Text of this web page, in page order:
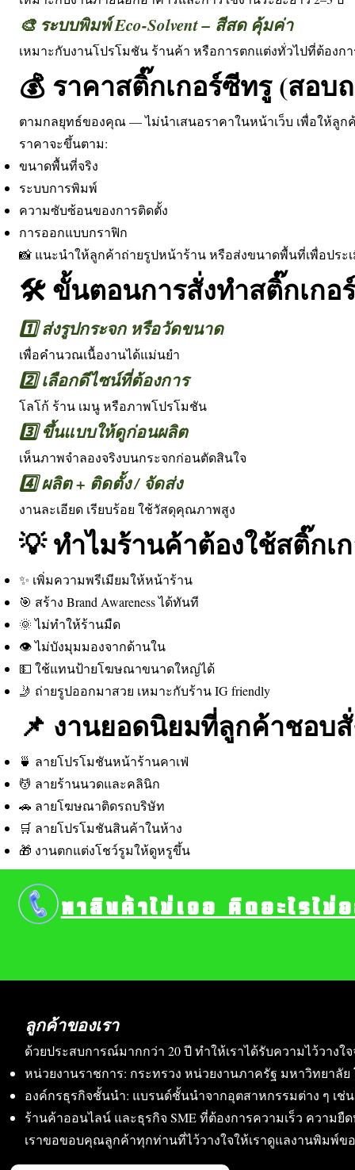
🎨 ระบบพิมพ์ Eco-Solvent – สีสด คุ้มค่า
เหมาะกับงานโปรโมชัน ร้านค้า หรือการตกแต่งทั่วไปที่ต้องก
💰 ราคาสติ๊กเกอร์ซีทรู (สอบ
ตามกลยุทธ์ของคุณ — ไม่นำเสนอราคาในหน้าเว็บ เพื่อให้ลู
ราคาจะขึ้นตาม:
ขนาดพื้นที่จริง
ระบบการพิมพ์
ความซับซ้อนของการติดตั้ง
การออกแบบกราฟิก
📸 แนะนำให้ลูกค้าถ่ายรูปหน้าร้าน หรือส่งขนาดพื้นที่เพื่อประ
🛠️ ขั้นตอนการสั่งทำสติ๊กเกอ
1️⃣ ส่งรูปกระจก หรือวัดขนาด
เพื่อคำนวณเนื้องานได้แม่นยำ
2️⃣ เลือกดีไซน์ที่ต้องการ
โลโก้ ร้าน เมนู หรือภาพโปรโมชัน
3️⃣ ขึ้นแบบให้ดูก่อนผลิต
เห็นภาพจำลองจริงบนกระจกก่อนตัดสินใจ
4️⃣ ผลิต + ติดตั้ง / จัดส่ง
งานละเอียด เรียบร้อย ใช้วัสดุคุณภาพสูง
💡 ทำไมร้านค้าต้องใช้สติ๊กเ
✨ เพิ่มความพรีเมียมให้หน้าร้าน
🎯 สร้าง Brand Awareness ได้ทันที
🌞 ไม่ทำให้ร้านมืด
👁️ ไม่บังมุมมองจากด้านใน
💵 ใช้แทนป้ายโฆษณาขนาดใหญ่ได้
🤳 ถ่ายรูปออกมาสวย เหมาะกับร้าน IG friendly
📌 งานยอดนิยมที่ลูกค้าชอบ
🍵 ลายโปรโมชันหน้าร้านคาเฟ่
💆 ลายร้านนวดและคลินิก
🚗 ลายโฆษณาติดรถบริษัท
🛒 ลายโปรโมชันสินค้าในห้าง
🎁 งานตกแต่งโชว์รูมให้ดูหรูขึ้น
ลูกค้าของเรา
ด้วยประสบการณ์มากกว่า 20 ปี ทำให้เราได้รับความไว้วา
หน่วยงานราชการ: กระทรวง หน่วยงานภาครัฐ มหาวิทยาลัย
องค์กรธุรกิจชั้นนำ: แบรนด์ชั้นนำจากอุตสาหกรรมต่าง ๆ เช่
ร้านค้าออนไลน์ และธุรกิจ SME ที่ต้องการความเร็ว ความยื
เราขอขอบคุณลูกค้าทุกท่านที่ไว้วางใจให้เราดูแลงานพิมพ์ข
หาสินค้าไม่เจอ คิดอะไรไ